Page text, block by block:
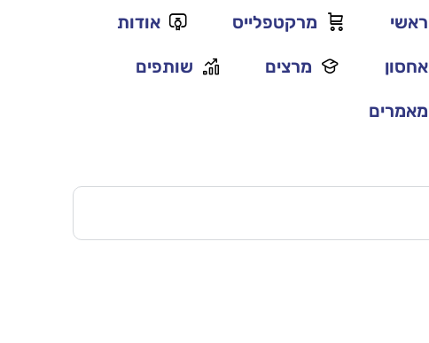
ראשי מרקטפלייס אודות
אחסון מרצים שותפים
מאמרים